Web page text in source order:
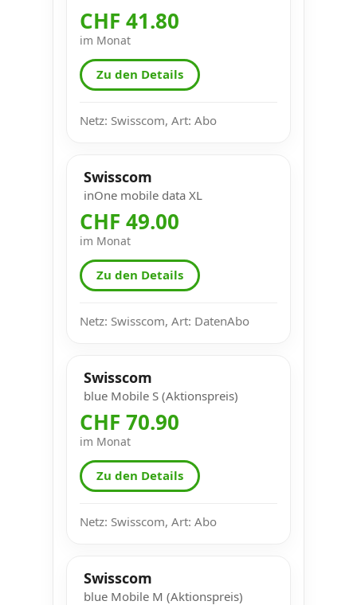
CHF 41.80
im Monat
Zu den Details
Netz: Swisscom, Art: Abo
Swisscom
inOne mobile data XL
CHF 49.00
im Monat
Zu den Details
Netz: Swisscom, Art: DatenAbo
Swisscom
blue Mobile S (Aktionspreis)
CHF 70.90
im Monat
Zu den Details
Netz: Swisscom, Art: Abo
Swisscom
blue Mobile M (Aktionspreis)